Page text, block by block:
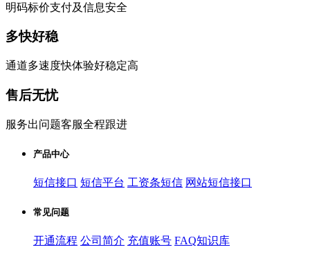
明码标价支付及信息安全
多快好稳
通道多速度快体验好稳定高
售后无忧
服务出问题客服全程跟进
产品中心
短信接口 短信平台 工资条短信 网站短信接口
常见问题
开通流程 公司简介 充值账号 FAQ知识库